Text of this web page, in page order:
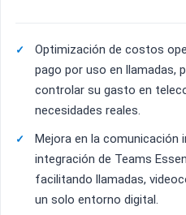
Optimización de costos
pago por uso en llamadas,
controlar su gasto en
necesidades reales.
Mejora en la comunicación
integración de Teams
facilitando llamadas,
un solo entorno digital.